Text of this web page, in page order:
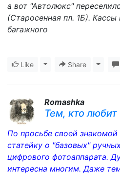
а вот "Автолюкс"
(Старосенная пл. 1Б). Кассы
багажного
Like Toggle Dropdown
Share Toggle
Romashka
Тем, кто любит
По просьбе своей
статейку о "базовых"
цифрового фотоаппарата.
интересна многим. Даже